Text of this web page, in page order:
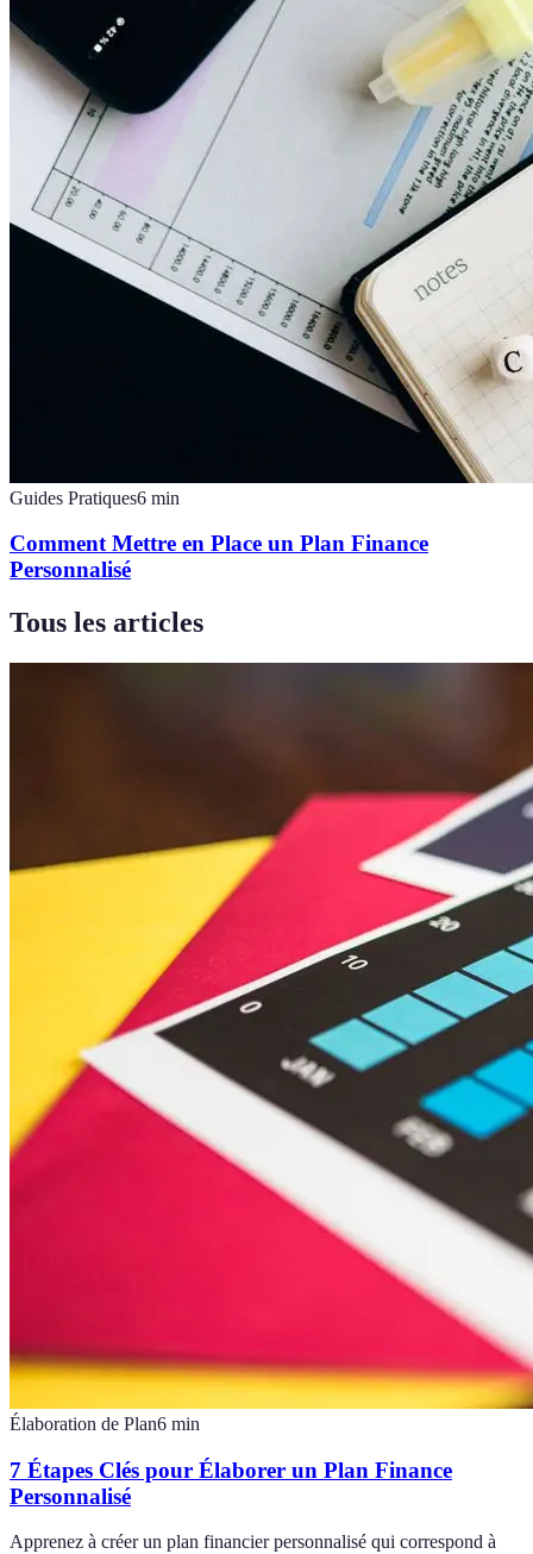
Guides Pratiques6 min
Comment Mettre en Place un Plan Finance
Personnalisé
Tous les articles
Élaboration de Plan6 min
7 Étapes Clés pour Élaborer un Plan Finance
Personnalisé
Apprenez à créer un plan financier personnalisé qui correspond à